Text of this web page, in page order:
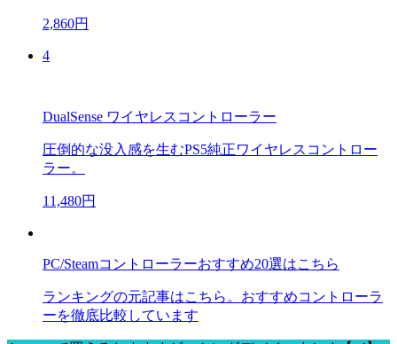
2,860円
4
DualSense ワイヤレスコントローラー
圧倒的な没入感を生むPS5純正ワイヤレスコントロー
ラー。
11,480円
PC/Steamコントローラーおすすめ20選はこちら
ランキングの元記事はこちら。おすすめコントローラ
ーを徹底比較しています